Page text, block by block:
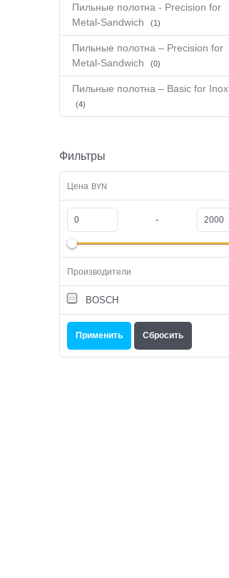
Пильные полотна - Precision for
Metal-Sandwich
(1)
Пильные полотна – Precision for
Metal-Sandwich
(0)
Пильные полотна – Basic for Inox
(4)
Фильтры
Цена BYN
-
Производители
BOSCH